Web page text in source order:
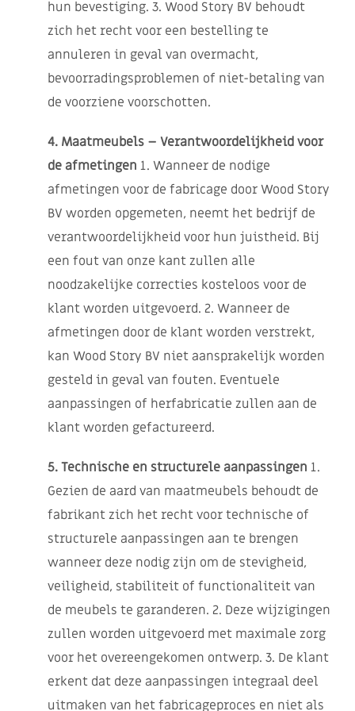
hun bevestiging. 3. Wood Story BV behoudt
zich het recht voor een bestelling te
annuleren in geval van overmacht,
bevoorradingsproblemen of niet-betaling van
de voorziene voorschotten.
4. Maatmeubels – Verantwoordelijkheid voor
de afmetingen 1. Wanneer de nodige
afmetingen voor de fabricage door Wood Story
BV worden opgemeten, neemt het bedrijf de
verantwoordelijkheid voor hun juistheid. Bij
een fout van onze kant zullen alle
noodzakelijke correcties kosteloos voor de
klant worden uitgevoerd. 2. Wanneer de
afmetingen door de klant worden verstrekt,
kan Wood Story BV niet aansprakelijk worden
gesteld in geval van fouten. Eventuele
aanpassingen of herfabricatie zullen aan de
klant worden gefactureerd.
5. Technische en structurele aanpassingen 1.
Gezien de aard van maatmeubels behoudt de
fabrikant zich het recht voor technische of
structurele aanpassingen aan te brengen
wanneer deze nodig zijn om de stevigheid,
veiligheid, stabiliteit of functionaliteit van
de meubels te garanderen. 2. Deze wijzigingen
zullen worden uitgevoerd met maximale zorg
voor het overeengekomen ontwerp. 3. De klant
erkent dat deze aanpassingen integraal deel
uitmaken van het fabricageproces en niet als